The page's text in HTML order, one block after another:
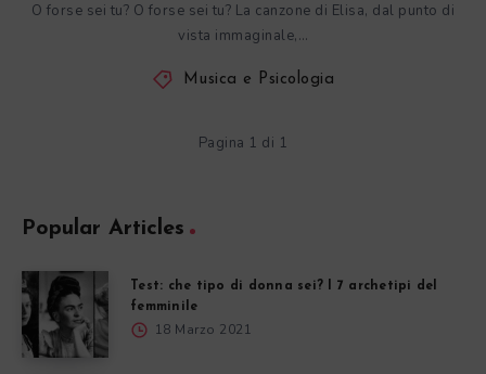
O forse sei tu? O forse sei tu? La canzone di Elisa, dal punto di
vista immaginale,…
Musica e Psicologia
Pagina 1 di 1
Popular Articles
Test: che tipo di donna sei? I 7 archetipi del
femminile
18 Marzo 2021